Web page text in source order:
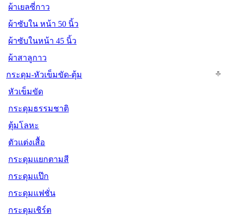
ผ้าเยลซี่กาว
ผ้าซับใน หน้า 50 นิ้ว
ผ้าซับในหน้า 45 นิ้ว
ผ้าสาลูกาว
กระดุม-หัวเข็มขัด-ตุ้ม
หัวเข็มขัด
กระดุมธรรมชาติ
ตุ้มโลหะ
ตัวแต่งเสื้อ
กระดุมแยกตามสี
กระดุมแป๊ก
กระดุมแฟชั่น
กระดุมเชิร์ต